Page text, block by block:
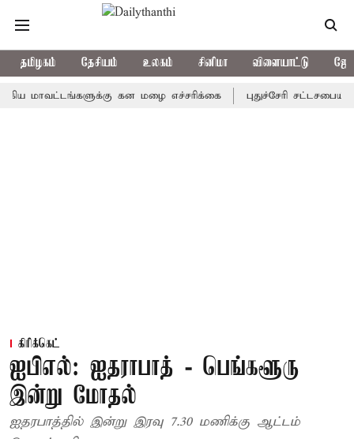
தமிழகம் தேசியம் உலகம் சினிமா விளையாட்டு
கன மழை எச்சரிக்கை புதுச்சேரி சட்டசபையில்
கிரிக்கெட்
ஐபிஎல்: ஐதராபாத் - பெங்களூரு
இன்று மோதல்
ஐதரபாத்தில் இன்று இரவு 7.30 மணிக்கு ஆட்டம்